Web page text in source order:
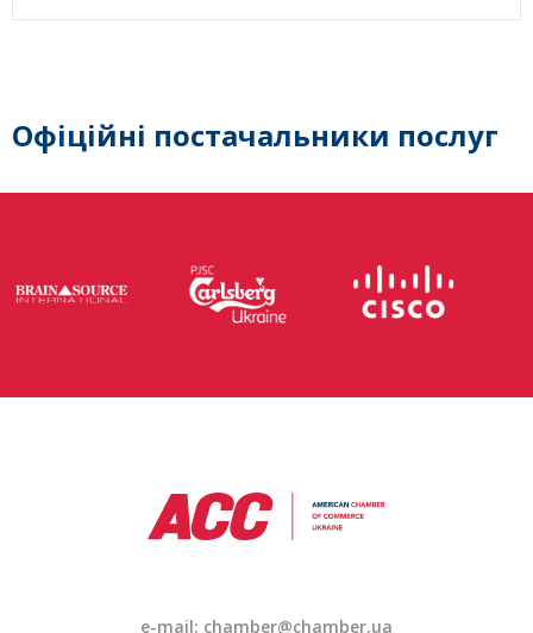
Офіційні постачальники послуг
e-mail: chamber@chamber.ua